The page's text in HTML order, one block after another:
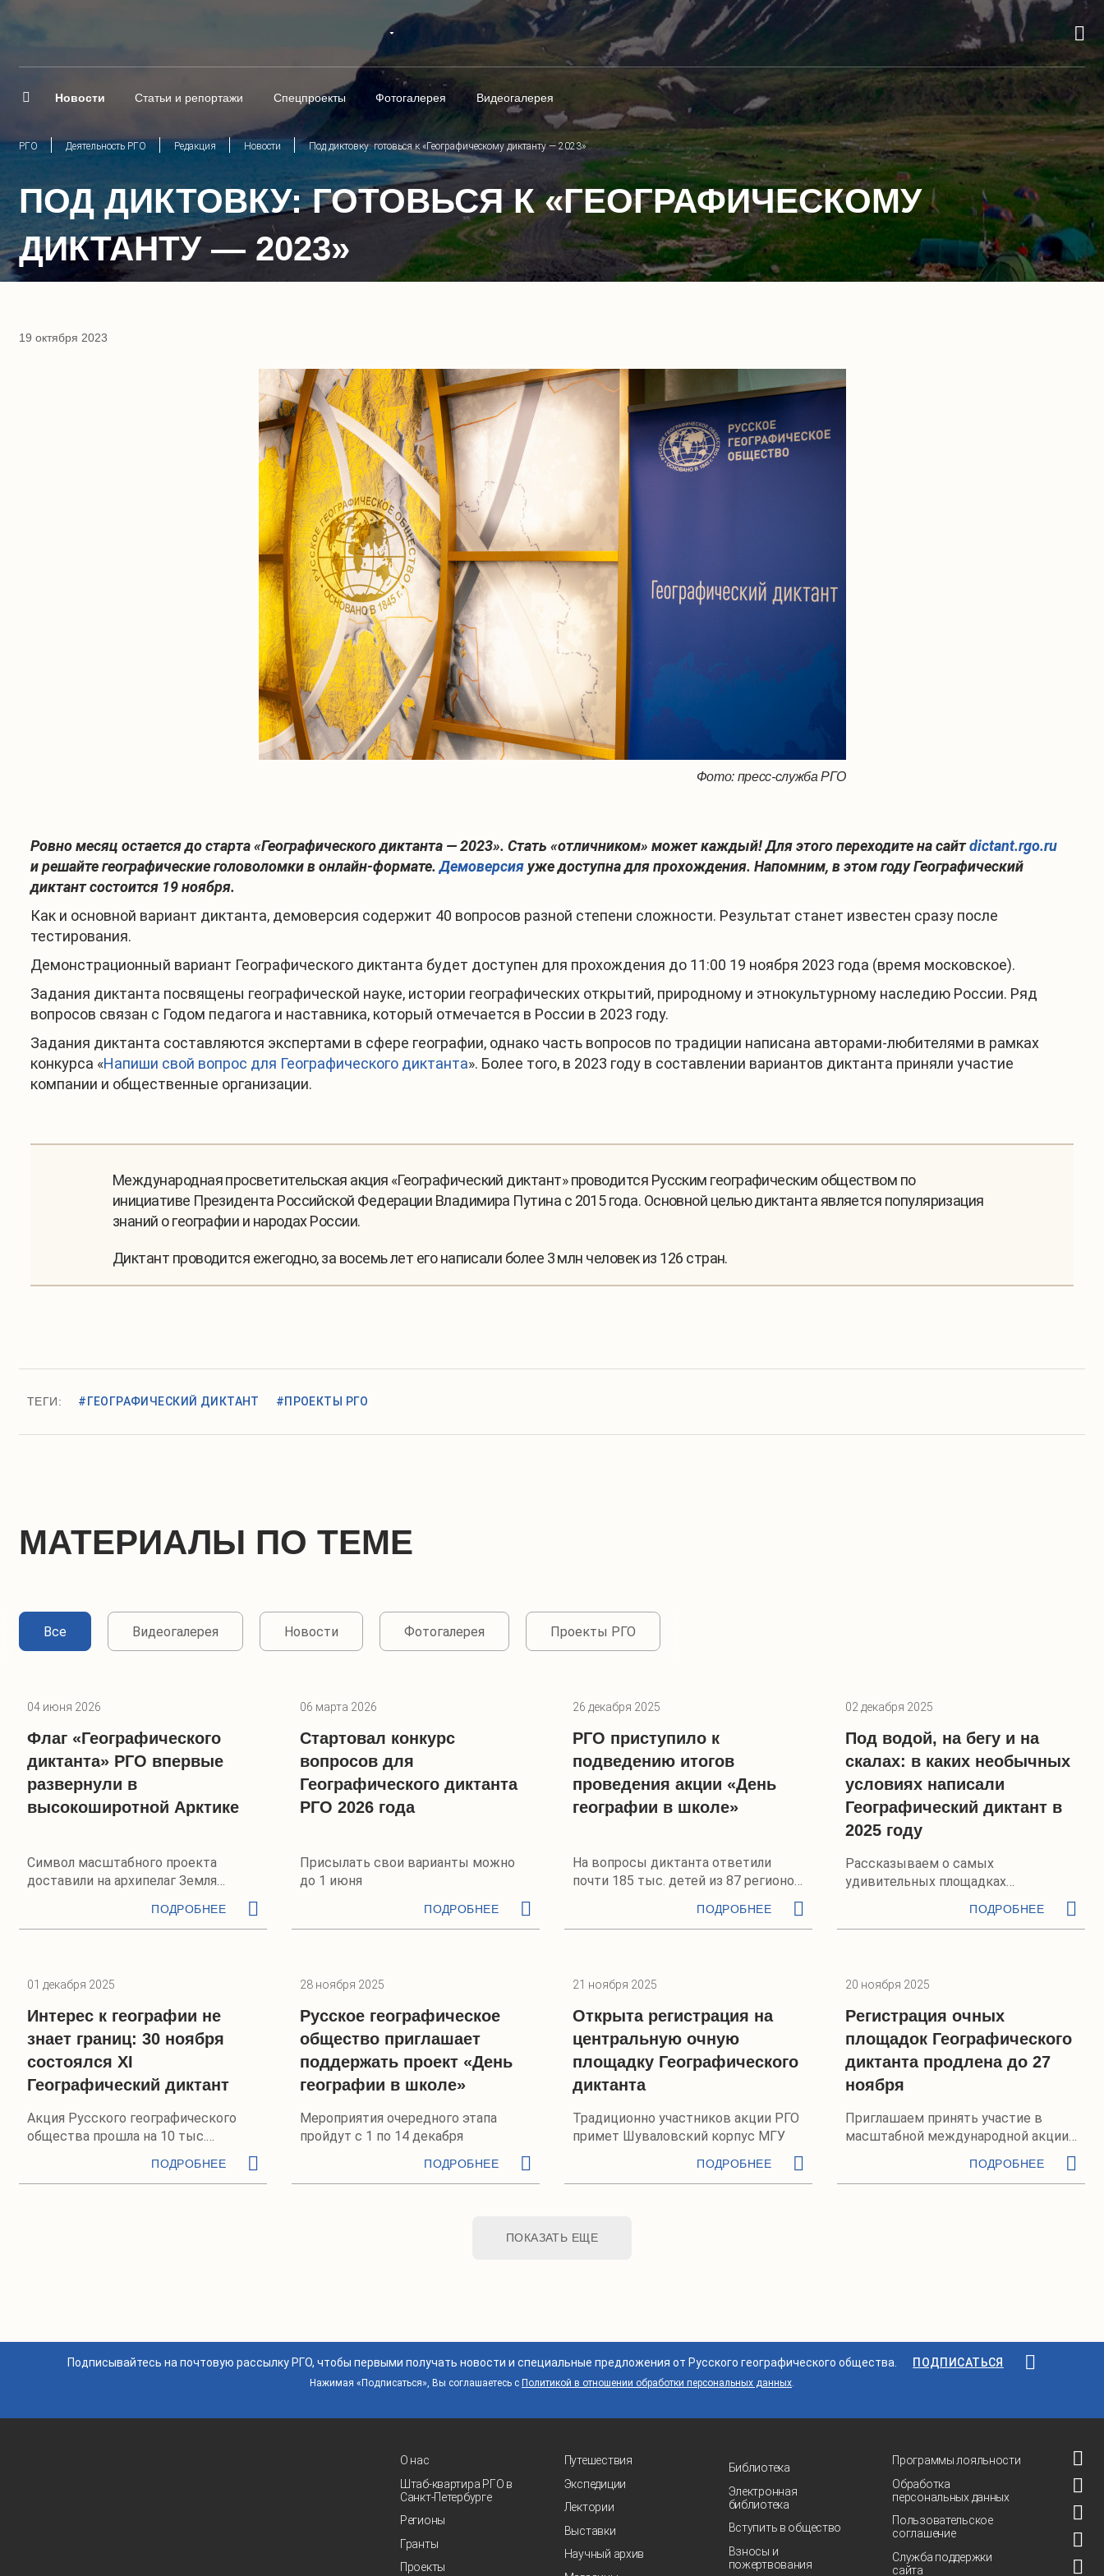
Новости Статьи и репортажи Спецпроекты Фотогалерея Видеогалерея
РГО Деятельность РГО Редакция Новости Под диктовку: готовься к «Географическому диктанту — 2023»
ПОД ДИКТОВКУ: ГОТОВЬСЯ К «ГЕОГРАФИЧЕСКОМУ
ДИКТАНТУ — 2023»
19 октября 2023
Фото: пресс-служба РГО
Ровно месяц остается до старта «Географического диктанта — 2023». Стать «отличником» может каждый! Для этого переходите на сайтdictant.rgo.ru
и решайте географические головоломки в онлайн-формате.Демоверсияуже доступна для прохождения. Напомним, в этом году Географический
диктант состоится 19 ноября.
Как и основной вариант диктанта, демоверсия содержит 40 вопросов разной степени сложности. Результат станет известен сразу после
тестирования.
Демонстрационный вариант Географического диктанта будет доступен для прохождения до 11:00 19 ноября 2023 года (время московское).
Задания диктанта посвящены географической науке, истории географических открытий, природному и этнокультурному наследию России. Ряд
вопросов связан с Годом педагога и наставника, который отмечается в России в 2023 году.
Задания диктанта составляются экспертами в сфере географии, однако часть вопросов по традиции написана авторами-любителями в рамках
конкурса «Напиши свой вопрос для Географического диктанта». Более того, в 2023 году в составлении вариантов диктанта приняли участие
компании и общественные организации.
Международная просветительская акция «Географический диктант» проводится Русским географическим обществом по
инициативе Президента Российской Федерации Владимира Путина с 2015 года. Основной целью диктанта является популяризация
знаний о географии и народах России.
Диктант проводится ежегодно, за восемь лет его написали более 3 млн человек из 126 стран.
ТЕГИ: #ГЕОГРАФИЧЕСКИЙ ДИКТАНТ #ПРОЕКТЫ РГО
МАТЕРИАЛЫ ПО ТЕМЕ
Все Видеогалерея Новости Фотогалерея Проекты РГО
04 июня 2026
Флаг «Географического
диктанта» РГО впервые
развернули в
высокоширотной Арктике
Символ масштабного проекта
доставили на архипелаг Земля
ПОДРОБНЕЕ
06 марта 2026
Стартовал конкурс
вопросов для
Географического диктанта
РГО 2026 года
Присылать свои варианты можно
до 1 июня
ПОДРОБНЕЕ
26 декабря 2025
РГО приступило к
подведению итогов
проведения акции «День
географии в школе»
На вопросы диктанта ответили
почти 185 тыс. детей из 87 регионов
ПОДРОБНЕЕ
02 декабря 2025
Под водой, на бегу и на
скалах: в каких необычных
условиях написали
Географический диктант в
2025 году
Рассказываем о самых
удивительных площадках
ПОДРОБНЕЕ
01 декабря 2025
Интерес к географии не
знает границ: 30 ноября
состоялся XI
Географический диктант
Акция Русского географического
общества прошла на 10 тыс.
ПОДРОБНЕЕ
28 ноября 2025
Русское географическое
общество приглашает
поддержать проект «День
географии в школе»
Мероприятия очередного этапа
пройдут с 1 по 14 декабря
ПОДРОБНЕЕ
21 ноября 2025
Открыта регистрация на
центральную очную
площадку Географического
диктанта
Традиционно участников акции РГО
примет Шуваловский корпус МГУ
ПОДРОБНЕЕ
20 ноября 2025
Регистрация очных
площадок Географического
диктанта продлена до 27
ноября
Приглашаем принять участие в
масштабной международной акции
ПОДРОБНЕЕ
ПОКАЗАТЬ ЕЩЕ
Подписывайтесь на почтовую рассылку РГО, чтобы первыми получать новости и специальные предложения от Русского географического общества. ПОДПИСАТЬСЯ
Нажимая «Подписаться», Вы соглашаетесь с Политикой в отношении обработки персональных данных.
О нас
Штаб-квартира РГО в
Санкт‑Петербурге
Регионы
Гранты
Проекты
Путешествия
Экспедиции
Лектории
Выставки
Научный архив
Библиотека
Электронная
библиотека
Вступить в общество
Взносы и
пожертвования
Программы лояльности
Обработка
персональных данных
Пользовательское
соглашение
Служба поддержки
сайта